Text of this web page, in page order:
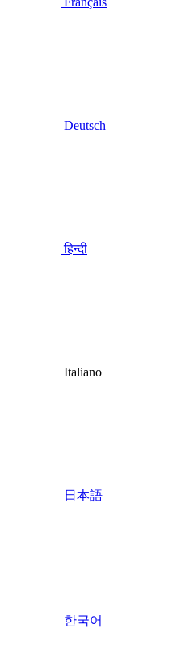
Deutsch
हिन्दी
Italiano
日本語
한국어